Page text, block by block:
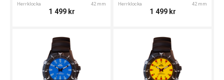
Herrklocka 42 mm
1 499 kr
Herrklocka 42 mm
1 499 kr